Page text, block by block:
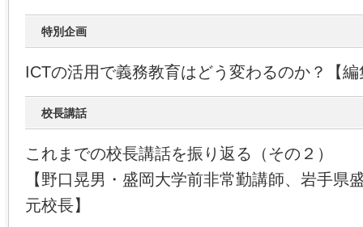
特別企画
ICTの活用で義務教育はどう変わるのか？【
校長講話
これまでの校長講話を振り返る（その２）
【野口晃男・盛岡大学前非常勤講師、岩手県
元校長】